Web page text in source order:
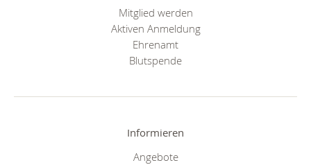
Mitglied werden
Aktiven Anmeldung
Ehrenamt
Blutspende
Informieren
Angebote